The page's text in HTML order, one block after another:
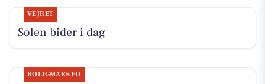
VEJRET
Solen bider i dag
BOLIGMARKED